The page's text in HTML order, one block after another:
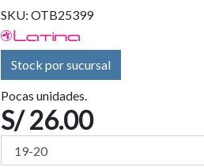
SKU: OTB25399
Stock por sucursal
Pocas unidades.
S/ 26.00